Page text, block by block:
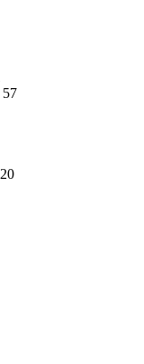
57
20